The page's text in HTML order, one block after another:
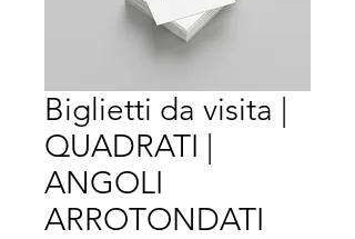
Biglietti da visita |
QUADRATI |
ANGOLI
ARROTONDATI